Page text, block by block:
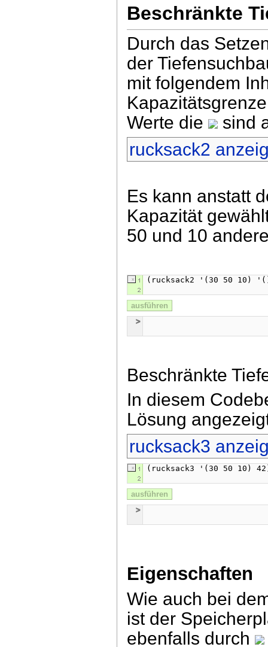
Beschränkte
Durch das
der
mit folgendem
Werte die
sind
rucksack2
Es kann anstatt
Kapazität
50 und 10
ausführen
Beschränkte
In diesem
Lösung
rucksack3
ausführen
Eigenschaften
Wie auch bei
ist der
ebenfalls durch